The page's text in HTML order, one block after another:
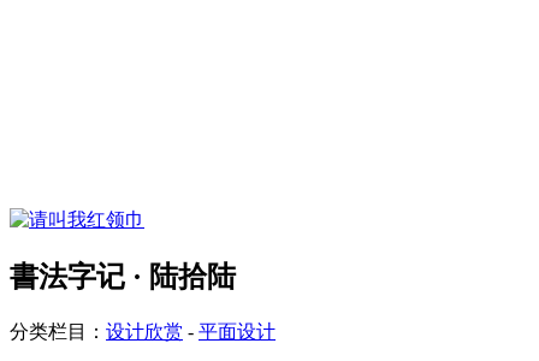
書法字记 · 陆拾陆
分类栏目： 设计欣赏 - 平面设计